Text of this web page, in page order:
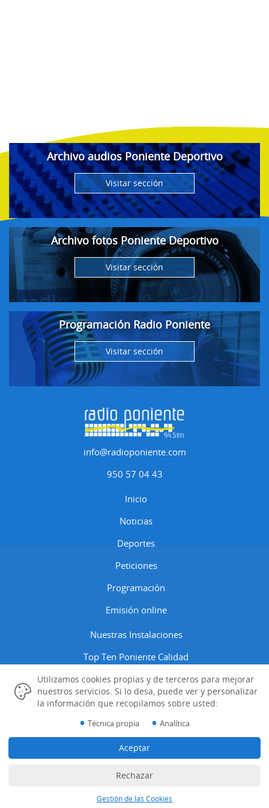
Archivo audios Poniente Deportivo
Visitar sección
Archivo fotos Poniente Deportivo
Visitar sección
Programación Radio Poniente
Visitar sección
info@radioponiente.com
950 57 04 43
Inicio
Noticias
Deportes
Peticiones
Programación
Emisión online
Nuestras Instalaciones
Top Ten Poniente Calidad
Contactar
Aviso Legal
Política Cookies
Gestión de las Cookies
Datos Identificativos
Diseño Web IndalWeb
Utilizamos cookies propias y de terceros para mejorar
nuestros servicios. Si lo desa, puede ver y personalizar
la información que recopilamos sobre usted:
• Técnica propia • Analítica
Aceptar
Rechazar
Gestión de las Cookies